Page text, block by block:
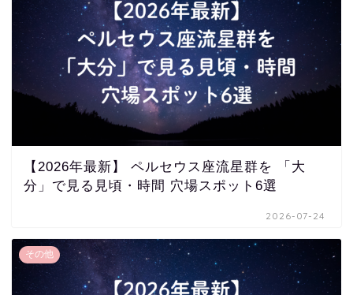
【2026年最新】 ペルセウス座流星群を 「大
分」で見る見頃・時間 穴場スポット6選
2026-07-24
その他